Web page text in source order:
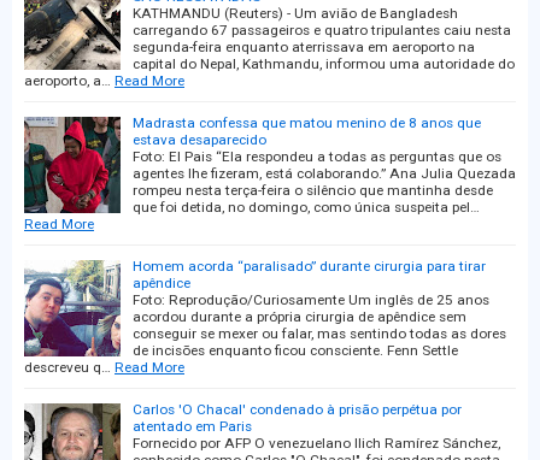
KATHMANDU (Reuters) - Um avião de Bangladesh
carregando 67 passageiros e quatro tripulantes caiu nesta
segunda-feira enquanto aterrissava em aeroporto na
capital do Nepal, Kathmandu, informou uma autoridade do
aeroporto, a… Read More
Madrasta confessa que matou menino de 8 anos que
estava desaparecido
Foto: El Pais “Ela respondeu a todas as perguntas que os
agentes lhe fizeram, está colaborando.” Ana Julia Quezada
rompeu nesta terça-feira o silêncio que mantinha desde
que foi detida, no domingo, como única suspeita pel…
Read More
Homem acorda “paralisado” durante cirurgia para tirar
apêndice
Foto: Reprodução/Curiosamente Um inglês de 25 anos
acordou durante a própria cirurgia de apêndice sem
conseguir se mexer ou falar, mas sentindo todas as dores
de incisões enquanto ficou consciente. Fenn Settle
descreveu q… Read More
Carlos 'O Chacal' condenado à prisão perpétua por
atentado em Paris
Fornecido por AFP O venezuelano Ilich Ramírez Sánchez,